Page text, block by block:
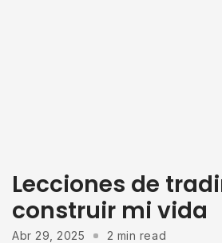
Lecciones de
construir mi vida
Abr 29, 2025 2 min read